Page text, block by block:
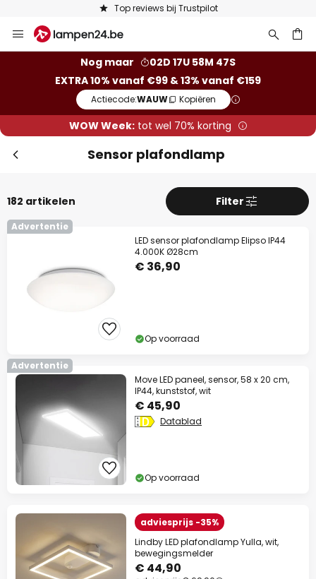
Keuze uit 50.000 lampen
naar
Nog maar
02D 17U 58M 45S
EXTRA 10% vanaf €99 & 13% vanaf €159
Actiecode:WAUW Kopiëren
WOW Week:tot wel 70% korting
Sensor plafondlamp
182 artikelen Filter
Advertentie
LED sensor plafondlamp Elipso IP44
4.000K Ø28cm
€ 36,90
Op voorraad
Advertentie
Move LED paneel, sensor, 58 x 20 cm,
IP44, kunststof, wit
€ 45,90
Datablad
Op voorraad
adviesprijs -35%
Lindby LED plafondlamp Yulla, wit,
bewegingsmelder
€ 44,90